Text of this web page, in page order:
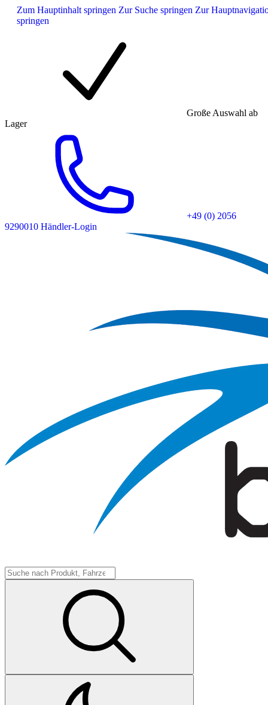
Zum Hauptinhalt springen Zur Suche springen Zur
springen
Große Auswahl ab
Lager
+49 (0) 2056
9290010 Händler-Login